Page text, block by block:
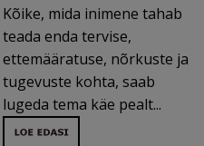
Kõike, mida inimene tahab
teada enda tervise,
ettemääratuse, nõrkuste ja
tugevuste kohta, saab
lugeda tema käe pealt...